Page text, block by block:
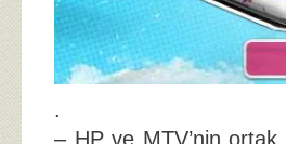
.
– HP ve MTV’nin ortak